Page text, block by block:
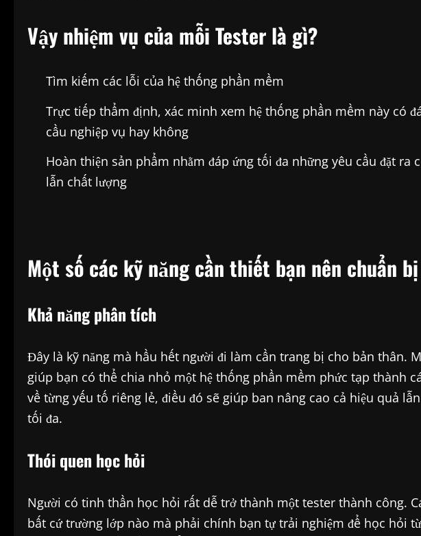
Vậy nhiệm vụ của mỗi Tester là gì?
Tìm kiếm các lỗi của hệ thống phần mềm
Trực tiếp thẩm định, xác minh xem hệ thống phần mềm này có
cầu nghiệp vụ hay không
Hoàn thiện sản phẩm nhằm đáp ứng tối đa những yêu cầu đặt ra
lẫn chất lượng
Một số các kỹ năng cần thiết bạn nên chuẩn
Khả năng phân tích
Đây là kỹ năng mà hầu hết người đi làm cần trang bị cho bản thân.
giúp bạn có thể chia nhỏ một hệ thống phần mềm phức tạp thành
về từng yếu tố riêng lẻ, điều đó sẽ giúp ban nâng cao cả hiệu quả
tối đa.
Thói quen học hỏi
Người có tinh thần học hỏi rất dễ trở thành một tester thành công.
bất cứ trường lớp nào mà phải chính bạn tự trải nghiệm để học hỏi